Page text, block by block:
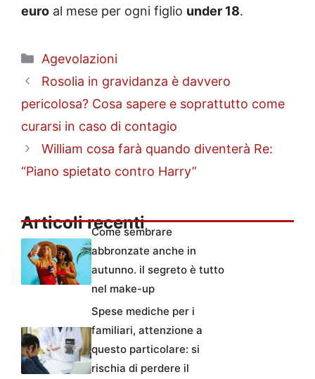
euro al mese per ogni figlio under 18.
Categorie
Agevolazioni
Rosolia in gravidanza è davvero
pericolosa? Cosa sapere e soprattutto come
curarsi in caso di contagio
William cosa farà quando diventerà Re:
“Piano spietato contro Harry”
Articoli recenti
Come sembrare
abbronzate anche in
autunno. il segreto è tutto
nel make-up
Spese mediche per i
familiari, attenzione a
questo particolare: si
rischia di perdere il